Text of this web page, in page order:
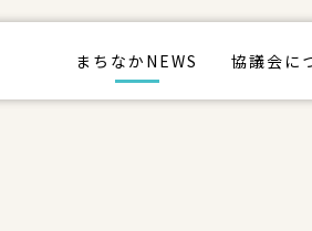
まちなかNEWS 協議会に